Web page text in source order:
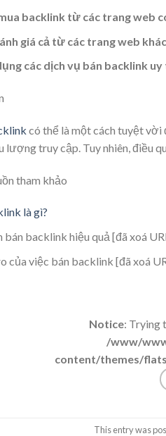
backlink từ các trang web
giá cả từ các trang web
các dịch vụ bán backlink uy
có thể là một cách tuyệt vời
lượng truy cập. Tuy nhiên, điều
tham khảo
là gì?
bán backlink hiệu quả [đã xoá
của việc bán backlink [đã xoá
Notice: Trying
/www/
content/themes/
This entry was